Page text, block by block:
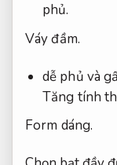
phủ.
Váy đầm.
dễ phủ và
Tăng tính
Form dáng.